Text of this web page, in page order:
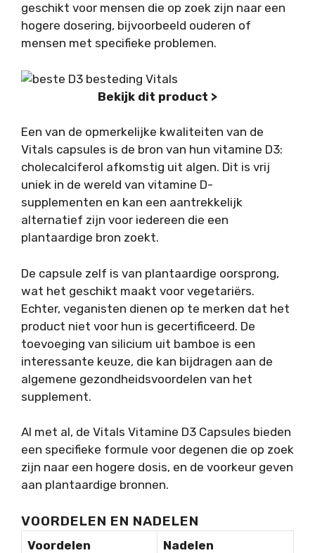
geschikt voor mensen die op zoek zijn naar een
hogere dosering, bijvoorbeeld ouderen of
mensen met specifieke problemen.
Bekijk dit product >
Een van de opmerkelijke kwaliteiten van de
Vitals capsules is de bron van hun vitamine D3:
cholecalciferol afkomstig uit algen. Dit is vrij
uniek in de wereld van vitamine D-
supplementen en kan een aantrekkelijk
alternatief zijn voor iedereen die een
plantaardige bron zoekt.
De capsule zelf is van plantaardige oorsprong,
wat het geschikt maakt voor vegetariërs.
Echter, veganisten dienen op te merken dat het
product niet voor hun is gecertificeerd. De
toevoeging van silicium uit bamboe is een
interessante keuze, die kan bijdragen aan de
algemene gezondheidsvoordelen van het
supplement.
Al met al, de Vitals Vitamine D3 Capsules bieden
een specifieke formule voor degenen die op zoek
zijn naar een hogere dosis, en de voorkeur geven
aan plantaardige bronnen.
VOORDELEN EN NADELEN
Voordelen Nadelen